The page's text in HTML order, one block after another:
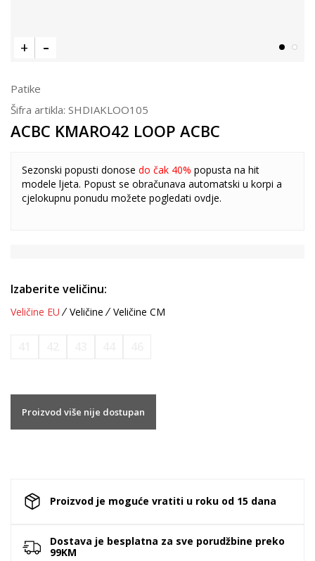
Patike
Šifra artikla: SHDIAKLOO105
ACBC KMARO42 LOOP ACBC
Sezonski popusti donose do čak 40% popusta na hit
modele ljeta. Popust se obračunava automatski u korpi a
cjelokupnu ponudu možete pogledati ovdje.
Izaberite veličinu:
Veličine EU Veličine Veličine CM
Proizvod više nije dostupan
Proizvod je moguće vratiti u roku od 15 dana
Dostava je besplatna za sve porudžbine preko
99KM